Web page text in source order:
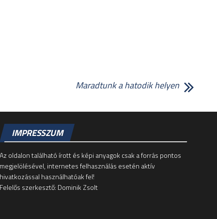
Maradtunk a hatodik helyen
IMPRESSZUM
Az oldalon található írott és képi anyagok csak a forrás pontos
megjelölésével, internetes felhasználás esetén aktív
hivatkozással használhatóak fel!
Felelős szerkesztő: Dominik Zsolt